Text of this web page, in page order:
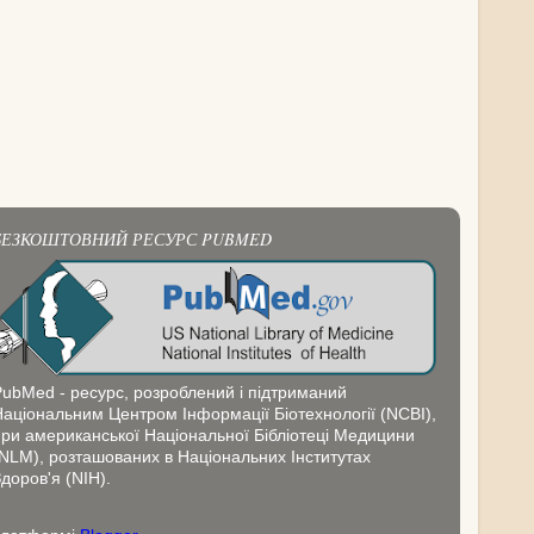
РЕСУРС PUBMED
- ресурс, розроблений і підтриманий
Центром Інформації Біотехнології (NCBI),
американської Національної Бібліотеці Медицини
розташованих в Національних Інститутах
(NIH).